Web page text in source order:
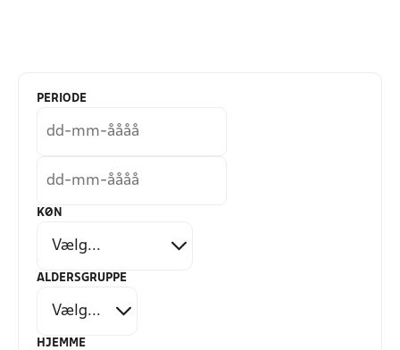
PERIODE
KØN
ALDERSGRUPPE
HJEMME